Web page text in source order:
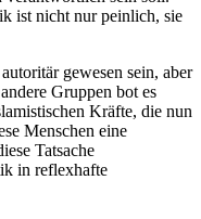
ist nicht nur peinlich, sie
gewesen sein, aber
Gruppen bot es
Kräfte, die nun
Menschen eine
Tatsache
in reflexhafte